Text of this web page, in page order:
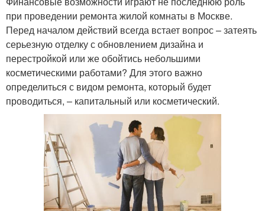
при проведении ремонта жилой комнаты в Москве.
Перед началом действий всегда встает вопрос – затеять
серьезную отделку с обновлением дизайна и
перестройкой или же обойтись небольшими
косметическими работами? Для этого важно
определиться с видом ремонта, который будет
проводиться, – капитальный или косметический.